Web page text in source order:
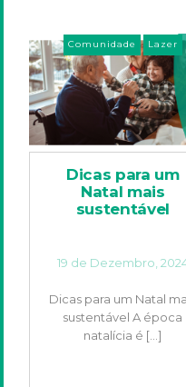
Comunidade Lazer
Dicas para um
Natal mais
sustentável
19 de Dezembro,
Dicas para um Natal
sustentável A época
natalícia é [...]